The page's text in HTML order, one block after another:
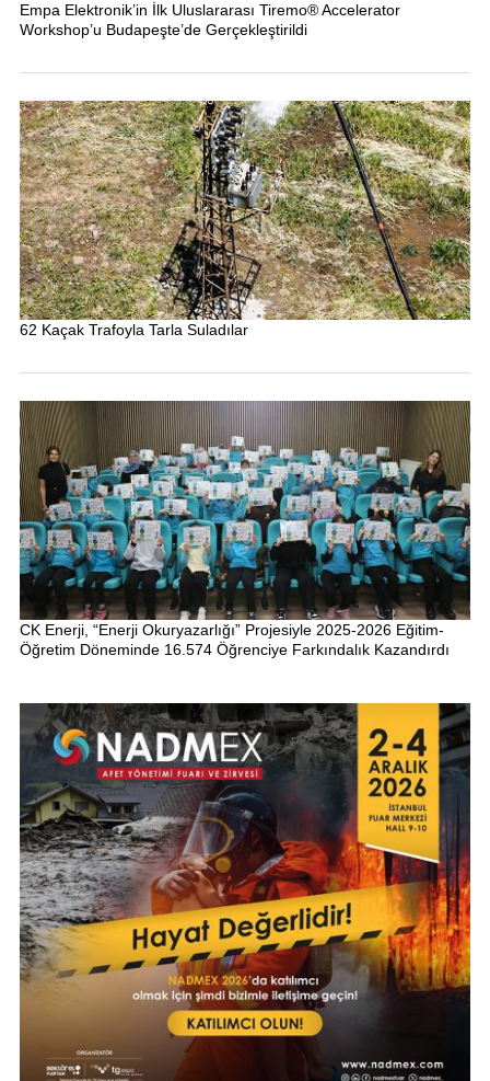
Empa Elektronik’in İlk Uluslararası Tiremo® Accelerator
Workshop’u Budapeşte’de Gerçekleştirildi
62 Kaçak Trafoyla Tarla Suladılar
CK Enerji, “Enerji Okuryazarlığı” Projesiyle 2025-2026 Eğitim-
Öğretim Döneminde 16.574 Öğrenciye Farkındalık Kazandırdı